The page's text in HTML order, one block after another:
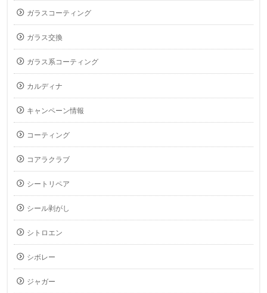
ガラスコーティング
ガラス交換
ガラス系コーティング
カルディナ
キャンペーン情報
コーティング
コアラクラブ
シートリペア
シール剥がし
シトロエン
シボレー
ジャガー